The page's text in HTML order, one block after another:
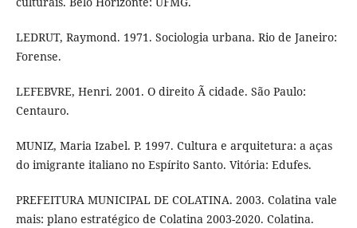
LEDRUT, Raymond. 1971. Sociologia urbana. Rio de Janeiro:
Forense.
LEFEBVRE, Henri. 2001. O direito Ã cidade. São Paulo:
Centauro.
MUNIZ, Maria Izabel. P. 1997. Cultura e arquitetura: a aças
do imigrante italiano no Espírito Santo. Vitória: Edufes.
PREFEITURA MUNICIPAL DE COLATINA. 2003. Colatina vale
mais: plano estratégico de Colatina 2003-2020. Colatina.